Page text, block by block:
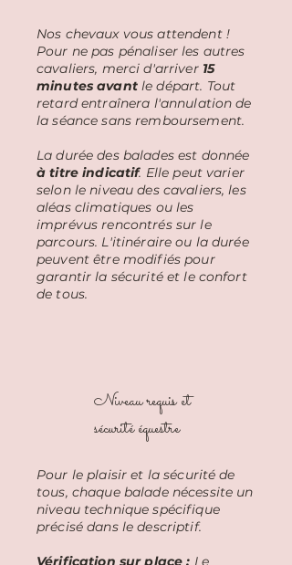
Nos chevaux vous attendent !
Pour ne pas pénaliser les autres
cavaliers, merci d'arriver 15
minutes avantle départ. Tout
retard entraînera l'annulation de
la séance sans remboursement.
La durée des balades est donnée
à titre indicatif. Elle peut varier
selon le niveau des cavaliers, les
aléas climatiques ou les
imprévus rencontrés sur le
parcours. L'itinéraire ou la durée
peuvent être modifiés pour
garantir la sécurité et le confort
de tous.
Niveau requis et
sécurité équestre
Pour le plaisir et la sécurité de
tous, chaque balade nécessite un
niveau technique spécifique
précisé dans le descriptif.
Vérification sur place : Le